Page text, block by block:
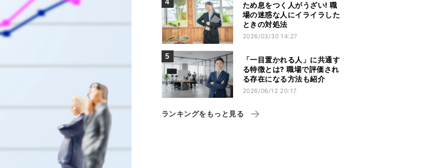
ため息をつく人がうざい! 職
場の迷惑な人にイライラした
ときの対処法
2026/03/30 14:27
「一目置かれる人」に共通す
る特徴とは? 職場で評価され
る存在になる方法も紹介
2026/06/12 20:17
ランキングをもっと見る